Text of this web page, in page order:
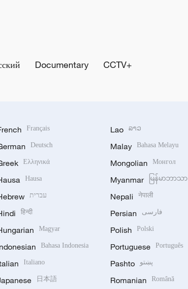
Documentary CCTV+
Français
Deutsch
Ελληνικά
Hausa
עברית
हिन्दी
Magyar
Bahasa Indonesia
Italiano
日本語
Lao ລາວ
Malay Bahasa Melayu
Mongolian Монгол
Myanmar မြန်မာဘာသာ
Nepali नेपाली
Persian فارسی
Polish Polski
Portuguese Português
Pashto پښتو
Romanian Română